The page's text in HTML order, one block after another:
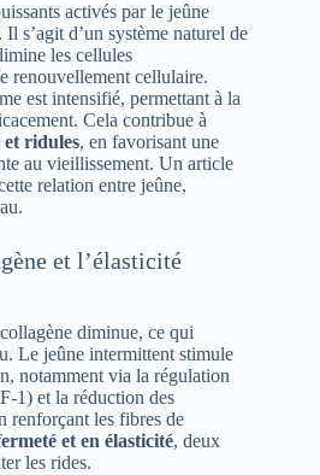
activés par le jeûne
. Il s’agit d’un système naturel de
les cellules
renouvellement cellulaire.
est intensifié, permettant à la
Cela contribue à
et ridules, en favorisant une
au vieillissement. Un article
relation entre jeûne,
et l’élasticité
diminue, ce qui
Le jeûne intermittent stimule
notamment via la régulation
1) et la réduction des
renforçant les fibres de
et en élasticité, deux
les rides.